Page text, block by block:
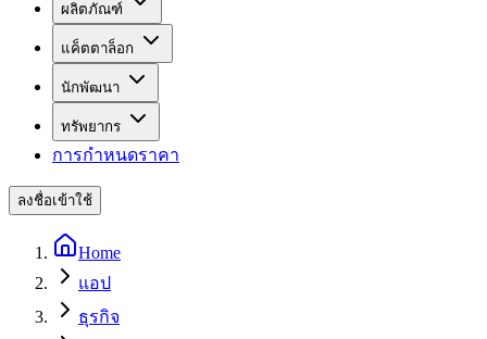
ผลิตภัณฑ์
แค็ตตาล็อก
นักพัฒนา
ทรัพยากร
การกำหนดราคา
ลงชื่อเข้าใช้
Home
แอป
ธุรกิจ